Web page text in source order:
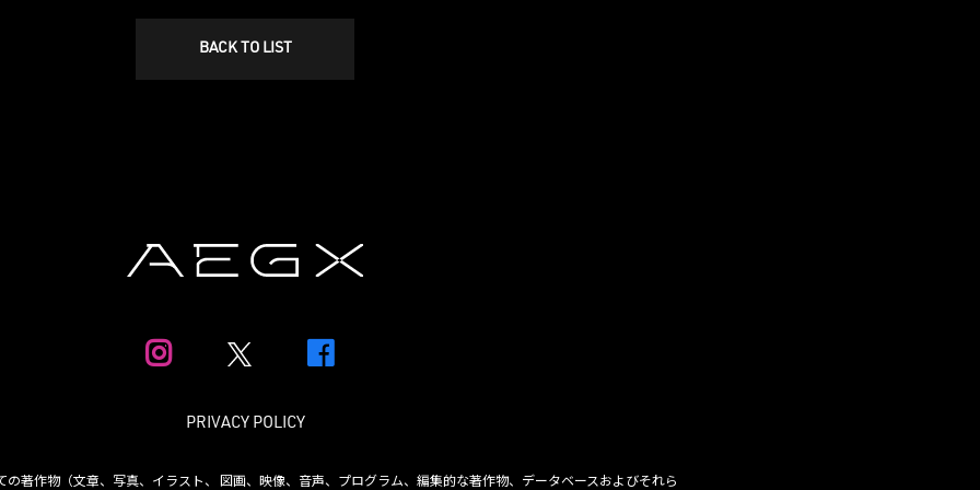
BACK TO LIST
PRIVACY POLICY
の著作物（文章、写真、イラスト、 図画、映像、音声、プログラム、編集的な著作物、データベースおよびそれら